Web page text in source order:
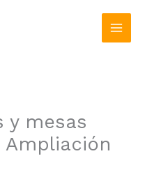
y mesas
Ampliación